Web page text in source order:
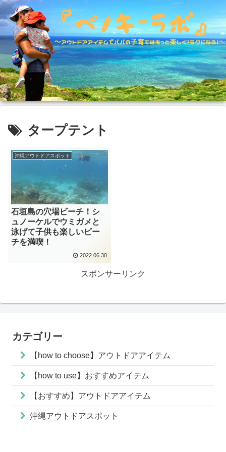
タープテント
沖縄アウトドアスポット
石垣島の穴場ビーチ！シ
ュノーケルでウミガメと
泳げて子供も楽しいビー
チを満喫！
2022.06.30
スポンサーリンク
カテゴリー
【how to choose】アウトドアアイテム
【how to use】おすすめアイテム
【おすすめ】アウトドアアイテム
沖縄アウトドアスポット